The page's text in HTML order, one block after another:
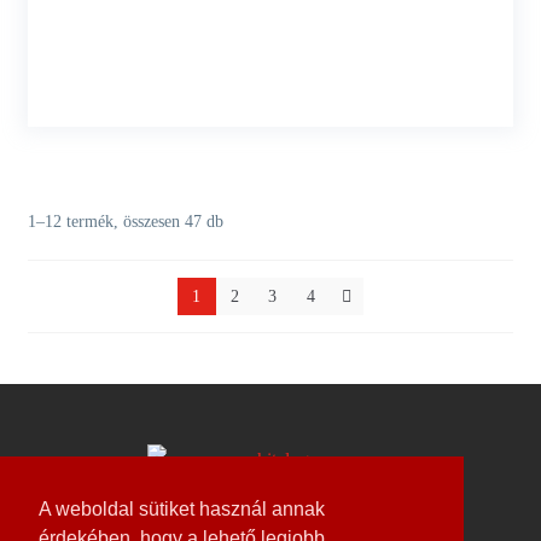
A weboldal sütiket használ annak
1–12 termék, összesen 47 db
1 2 3 4